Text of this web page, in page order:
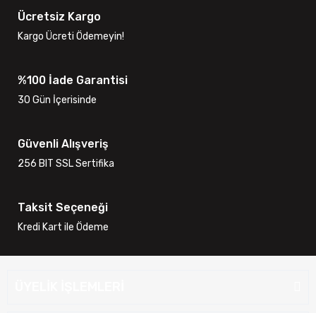
Ücretsiz Kargo
Kargo Ücreti Ödemeyin!
%100 İade Garantisi
30 Gün İçerisinde
Güvenli Alışveriş
256 BIT SSL Sertifika
Taksit Seçeneği
Kredi Kart ile Ödeme